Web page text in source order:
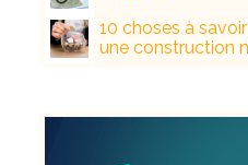
10 choses à
une construction